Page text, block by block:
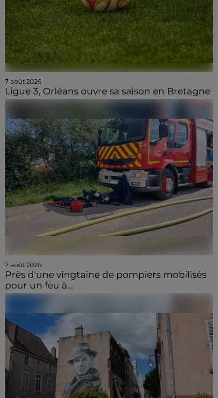
7 août 2026
Ligue 3, Orléans ouvre sa saison en Bretagne
7 août 2026
Près d'une vingtaine de pompiers mobilisés
pour un feu à...